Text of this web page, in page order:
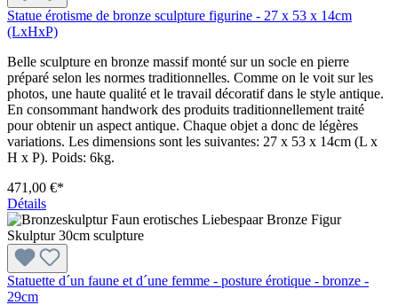
Statue érotisme de bronze sculpture figurine - 27 x 53 x 14cm
(LxHxP)
Belle sculpture en bronze massif monté sur un socle en pierre
préparé selon les normes traditionnelles. Comme on le voit sur les
photos, une haute qualité et le travail décoratif dans le style antique.
En consommant handwork des produits traditionnellement traité
pour obtenir un aspect antique. Chaque objet a donc de légères
variations. Les dimensions sont les suivantes: 27 x 53 x 14cm (L x
H x P). Poids: 6kg.
471,00 €*
Détails
Statuette d´un faune et d´une femme - posture érotique - bronze -
29cm